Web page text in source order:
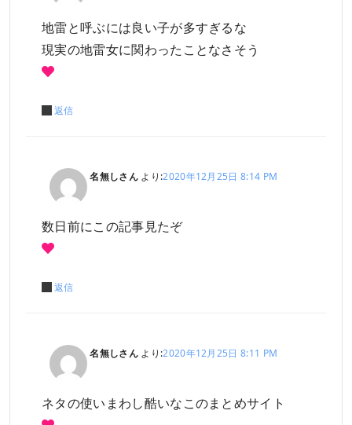
地雷と呼ぶには良い子が多すぎるな
現実の地雷女に関わったことなさそう
返信
名無しさん より:2020年12月25日 8:14 PM
数日前にこの記事見たぞ
返信
名無しさん より:2020年12月25日 8:11 PM
ネタの使いまわし酷いなこのまとめサイト